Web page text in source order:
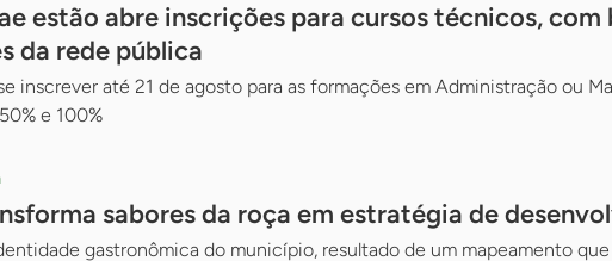
estão abre inscrições para cursos técnicos, com
da rede pública
inscrever até 21 de agosto para as formações em Administração ou
e 100%
sabores da roça em estratégia de
gastronômica do município, resultado de um mapeamento